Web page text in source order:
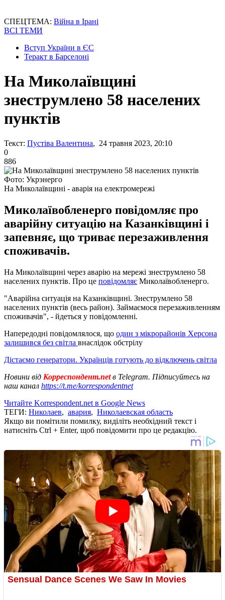
СПЕЦТЕМА: Війна в Ірані
ВСІ ТЕМИ
Вступ України в ЄС
Теракт в Барселоні
На Миколаївщині
знеструмлено 58 населених
пунктів
Текст: Пустіва Валентина, 24 травня 2023, 20:10
0
886
Фото: Укрэнерго
На Миколаївщині - аварія на електромережі
Миколаївобленерго повідомляє про
аварійну ситуацію на Казанківщині і
запевняє, що триває перезаживлення
споживачів.
На Миколаївщині через аварію на мережі знеструмлено 58
населених пунктів. Про це повідомляє Миколаївобленерго.
"Аварійна ситуація на Казанківщині. Знеструмлено 58
населених пунктів (весь район). Займаємося перезаживленням
споживачів", - йдеться у повідомленні.
Напередодні повідомлялося, що один з мікрорайонів Херсона
залишився без світла внаслідок обстрілу
Дістаємо генератори. Українців готують до відключень світла
Новини від Корреспондент.netв Telegram. Підписуйтесь на
наш канал https://t.me/korrespondentnet
Читайте Korrespondent.net в Google News
ТЕГИ: Николаев, авария, Николаевская область
Якщо ви помітили помилку, виділіть необхідний текст і
натисніть Ctrl + Enter, щоб повідомити про це редакцію.